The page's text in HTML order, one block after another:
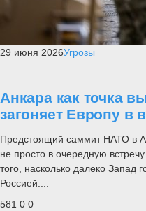
29 июня 2026Угрозы
Анкара как точка
загоняет Европу в
Предстоящий саммит НАТО в
не просто в очередную
того, насколько далеко Запад
Россией....
581 0 0